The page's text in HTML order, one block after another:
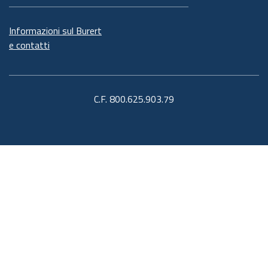
Informazioni sul Burert
e contatti
C.F. 800.625.903.79